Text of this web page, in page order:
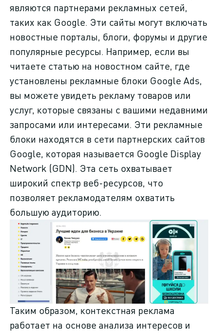
являются партнерами рекламных сетей,
таких как Google. Эти сайты могут включать
новостные порталы, блоги, форумы и другие
популярные ресурсы. Например, если вы
читаете статью на новостном сайте, где
установлены рекламные блоки Google Ads,
вы можете увидеть рекламу товаров или
услуг, которые связаны с вашими недавними
запросами или интересами. Эти рекламные
блоки находятся в сети партнерских сайтов
Google, которая называется Google Display
Network (GDN). Эта сеть охватывает
широкий спектр веб-ресурсов, что
позволяет рекламодателям охватить
большую аудиторию.
Таким образом, контекстная реклама
работает на основе анализа интересов и